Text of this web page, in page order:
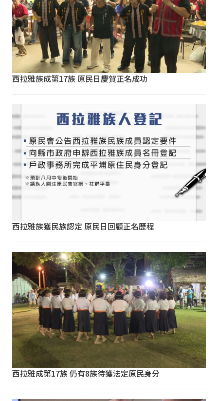
西拉雅族成第17族 原民日慶賀正名成功
西拉雅族獲民族認定 原民日回顧正名歷程
西拉雅成第17族 仍有8族待獲法定原民身分